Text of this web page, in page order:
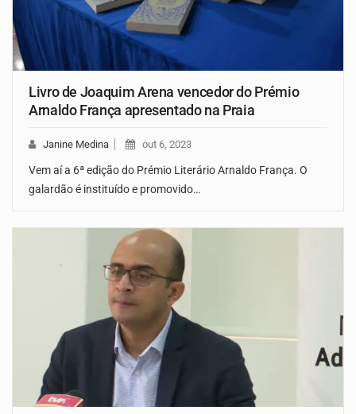
Livro de Joaquim Arena vencedor do Prémio
Arnaldo França apresentado na Praia
Janine Medina out 6, 2023
Vem aí a 6ª edição do Prémio Literário Arnaldo França. O
galardão é instituído e promovido…